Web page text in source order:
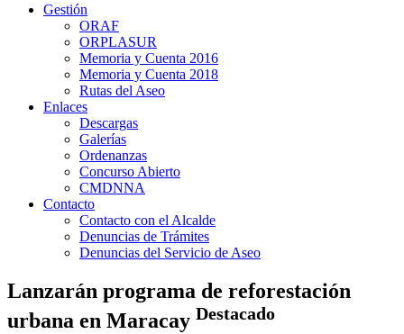
Gestión
ORAF
ORPLASUR
Memoria y Cuenta 2016
Memoria y Cuenta 2018
Rutas del Aseo
Enlaces
Descargas
Galerías
Ordenanzas
Concurso Abierto
CMDNNA
Contacto
Contacto con el Alcalde
Denuncias de Trámites
Denuncias del Servicio de Aseo
Lanzarán programa de reforestación
urbana en Maracay Destacado